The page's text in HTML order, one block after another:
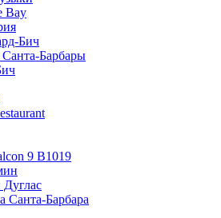
Bay
Бич
Санта-Барбары
9 B1019
Дуглас
Санта-Барбара